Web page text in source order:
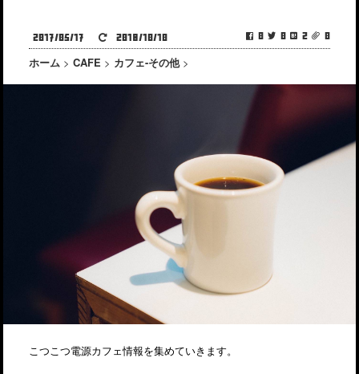
0 0 2 0
2017/05/17 2018/10/10
ホーム > CAFE > カフェ-その他 >
こつこつ電源カフェ情報を集めていきます。